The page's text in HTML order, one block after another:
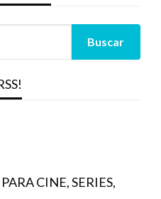
CINE, SERIES,